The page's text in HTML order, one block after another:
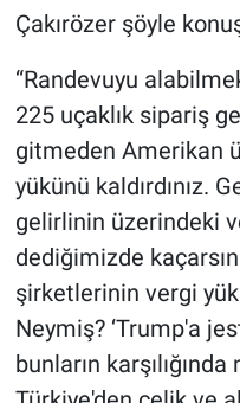
Çakırözer şöyle
“Randevuyu
225 uçaklık sipariş
gitmeden Amerikan
yükünü kaldırdınız.
gelirlinin üzerindeki
dediğimizde
şirketlerinin vergi
Neymiş? ‘Trump'a
bunların karşılığında